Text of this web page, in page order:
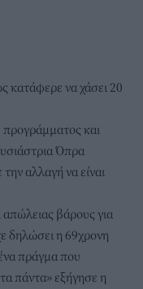
κατάφερε να χάσει 20
και
Όπρα
αλλαγή να είναι
απώλειας βάρους για
δηλώσει η 69χρονη
πράγμα που
πάντα» εξήγησε η